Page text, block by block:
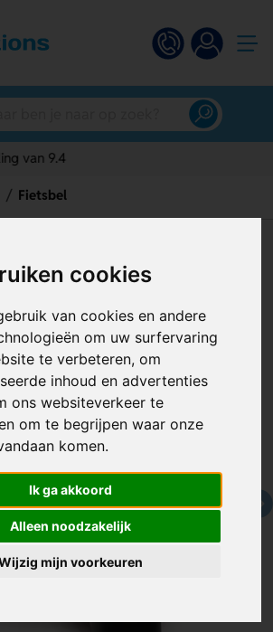
cookies
van cookies en andere
om uw surfervaring
te verbeteren, om
inhoud en advertenties
ons websiteverkeer te
om te begrijpen waar onze
komen.
Ik ga akkoord
Alleen noodzakelijk
mijn voorkeuren
Gratis digitaal ontwerp
Fietsbel